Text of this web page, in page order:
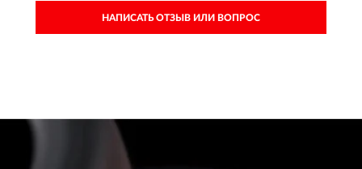
НАПИСАТЬ ОТЗЫВ ИЛИ ВОПРОС